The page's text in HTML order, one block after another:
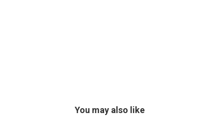
You may also like